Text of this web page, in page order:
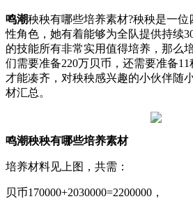
鸣潮秧秧有哪些培养素材?秧秧是一
性角色，她有着能够为全队提供持续
的技能所有非常实用值得培养，那么
们需要准备220万贝币，还需要准备
才能凑齐，对秧秧感兴趣的小伙伴随
材汇总。
鸣潮秧秧有哪些培养素材
培养材料见上图，共需：
贝币170000+2030000=2200000，